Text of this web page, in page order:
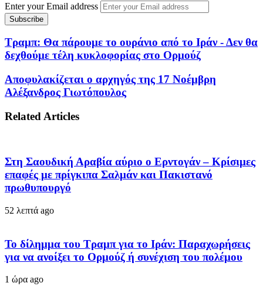
Enter your Email address
Τραμπ: Θα πάρουμε το ουράνιο από το Ιράν - Δεν θα
δεχθούμε τέλη κυκλοφορίας στο Ορμούζ
Αποφυλακίζεται ο αρχηγός της 17 Νοέμβρη
Αλέξανδρος Γιωτόπουλος
Related Articles
Στη Σαουδική Αραβία αύριο ο Ερντογάν – Κρίσιμες
επαφές με πρίγκιπα Σαλμάν και Πακιστανό
πρωθυπουργό
52 λεπτά ago
Το δίλημμα του Τραμπ για το Ιράν: Παραχωρήσεις
για να ανοίξει το Ορμούζ ή συνέχιση του πολέμου
1 ώρα ago